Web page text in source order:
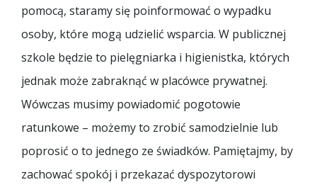
pomocą, staramy się poinformować o wypadku
osoby, które mogą udzielić wsparcia. W publicznej
szkole będzie to pielęgniarka i higienistka, których
jednak może zabraknąć w placówce prywatnej.
Wówczas musimy powiadomić pogotowie
ratunkowe – możemy to zrobić samodzielnie lub
poprosić o to jednego ze świadków. Pamiętajmy, by
zachować spokój i przekazać dyspozytorowi